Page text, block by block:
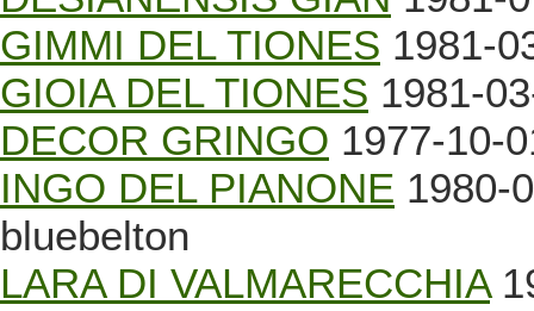
GIMMI DEL TIONES 1981-
GIOIA DEL TIONES 1981-
DECOR GRINGO 1977-10-
INGO DEL PIANONE 1980-
bluebelton
LARA DI VALMARECCHIA